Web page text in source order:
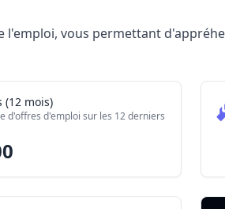
de formation 2026
170
l'emploi, vous permettant
(12 mois)
d'offres d'emploi sur les 12 derniers